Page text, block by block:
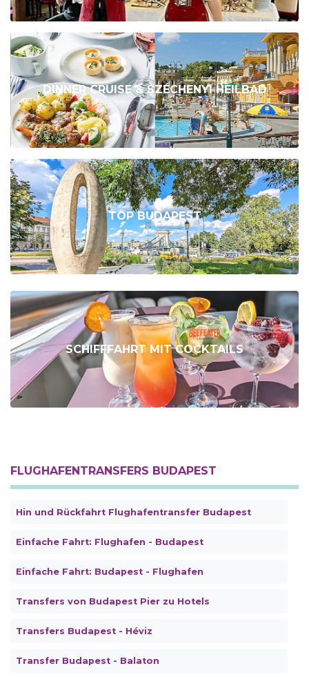
DINNER CRUISE & SZÉCHENYI HEILBAD
TOP BUDAPEST
SCHIFFFAHRT MIT COCKTAILS
FLUGHAFENTRANSFERS BUDAPEST
Hin und Rückfahrt Flughafentransfer Budapest
Einfache Fahrt: Flughafen - Budapest
Einfache Fahrt: Budapest - Flughafen
Transfers von Budapest Pier zu Hotels
Transfers Budapest - Héviz
Transfer Budapest - Balaton